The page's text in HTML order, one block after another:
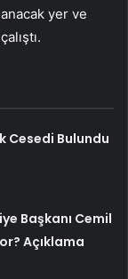
yer ve
Cesedi Bulundu
Başkanı Cemil
Açıklama